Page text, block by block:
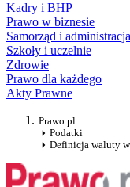
Kadry i BHP
Prawo w biznesie
Samorząd i administracja
Szkoły i uczelnie
Zdrowie
Prawo dla każdego
Akty Prawne
Prawo.pl
Podatki
Definicja waluty